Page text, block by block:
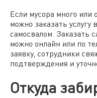
Если мусора много или
можно заказать услугу
самосвалом. Заказать
можно онлайн или по
заявку, сотрудники
подтверждения и
Откуда